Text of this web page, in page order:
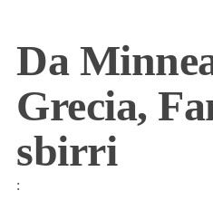
Da
Grecia,
sbirri
: